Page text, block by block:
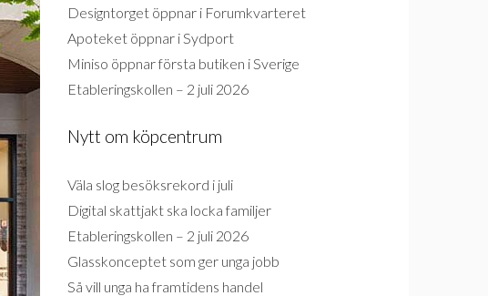
Designtorget öppnar i Forumkvarteret
Apoteket öppnar i Sydport
Miniso öppnar första butiken i Sverige
Etableringskollen – 2 juli 2026
Nytt om köpcentrum
Väla slog besöksrekord i juli
Digital skattjakt ska locka familjer
Etableringskollen – 2 juli 2026
Glasskonceptet som ger unga jobb
Så vill unga ha framtidens handel